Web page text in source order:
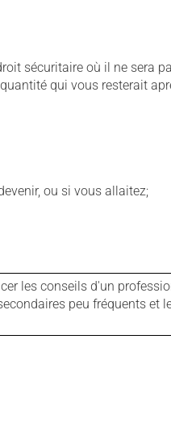
sécuritaire où il ne sera
qui vous resterait
ou si vous allaitez;
les conseils d'un
peu fréquents et